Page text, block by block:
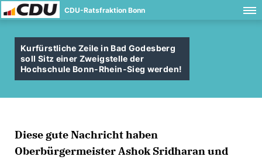
CDU-Ratsfraktion Bonn
Kurfürstliche Zeile in Bad Godesberg
soll Sitz einer Zweigstelle der
Hochschule Bonn-Rhein-Sieg werden!
Diese gute Nachricht haben
Oberbürgermeister Ashok Sridharan und